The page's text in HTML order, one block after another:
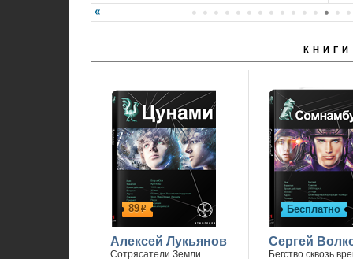
КНИГИ
89р
Алексей Лукьянов
Сотрясатели Земли
Бесплатно
Сергей
Бегство сквозь